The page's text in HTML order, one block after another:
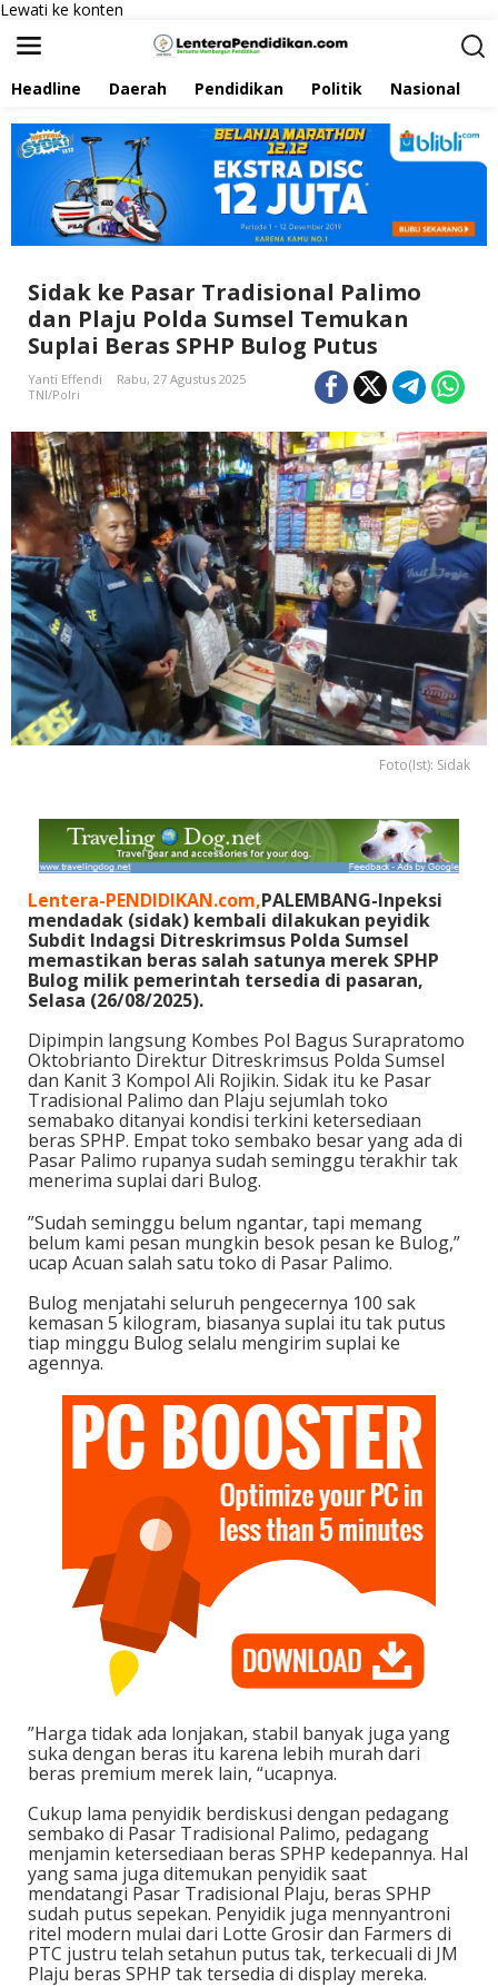
Lewati ke konten
Headline Daerah Pendidikan Politik Nasional
Sidak ke Pasar Tradisional Palimo
dan Plaju Polda Sumsel Temukan
Suplai Beras SPHP Bulog Putus
Yanti Effendi
Rabu, 27 Agustus 2025
TNI/Polri
Foto(Ist): Sidak
Lentera-PENDIDIKAN.com,PALEMBANG-Inpeksi
mendadak (sidak) kembali dilakukan peyidik
Subdit Indagsi Ditreskrimsus Polda Sumsel
memastikan beras salah satunya merek SPHP
Bulog milik pemerintah tersedia di pasaran,
Selasa (26/08/2025).
‎Dipimpin langsung Kombes Pol Bagus Surapratomo
Oktobrianto Direktur Ditreskrimsus Polda Sumsel
dan Kanit 3 Kompol Ali Rojikin. ‎Sidak itu ke Pasar
Tradisional Palimo dan Plaju sejumlah toko
semabako ditanyai kondisi terkini ketersediaan
beras SPHP. ‎Empat toko sembako besar yang ada di
Pasar Palimo rupanya sudah seminggu terakhir tak
menerima suplai dari Bulog.
‎”Sudah seminggu belum ngantar, tapi memang
belum kami pesan mungkin besok pesan ke Bulog,”
ucap Acuan salah satu toko di Pasar Palimo.
‎Bulog menjatahi seluruh pengecernya 100 sak
kemasan 5 kilogram, biasanya suplai itu tak putus
tiap minggu Bulog selalu mengirim suplai ke
agennya.
‎”Harga tidak ada lonjakan, stabil banyak juga yang
suka dengan beras itu karena lebih murah dari
beras premium merek lain, “ucapnya.
‎Cukup lama penyidik berdiskusi dengan pedagang
sembako di Pasar Tradisional Palimo, pedagang
menjamin ketersediaan beras SPHP kedepannya. ‎Hal
yang sama juga ditemukan penyidik saat
mendatangi Pasar Tradisional Plaju, beras SPHP
sudah putus sepekan. ‎Penyidik juga mennyantroni
ritel modern mulai dari Lotte Grosir dan Farmers di
PTC justru telah setahun putus tak, terkecuali di JM
Plaju beras SPHP tak tersedia di display mereka.